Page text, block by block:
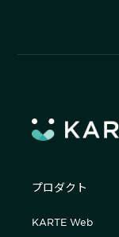
プロダクト
KARTE Web